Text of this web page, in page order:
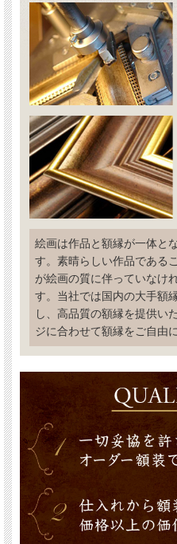
絵画は作品と額縁が一体と
す。素晴らしい作品である
が絵画の質に伴っていなけ
す。当社では国内の大手額
し、高品質の額縁を提供い
ジに合わせて額縁をご自由